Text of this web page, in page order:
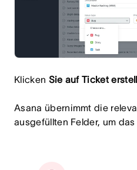
Klicken Sie auf Ticket
Asana übernimmt die
ausgefüllten Felder, um